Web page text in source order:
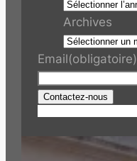
Archives
Email(obligatoire)
Contactez-nous